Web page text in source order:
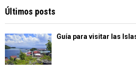
Últimos posts
Guía para visitar las